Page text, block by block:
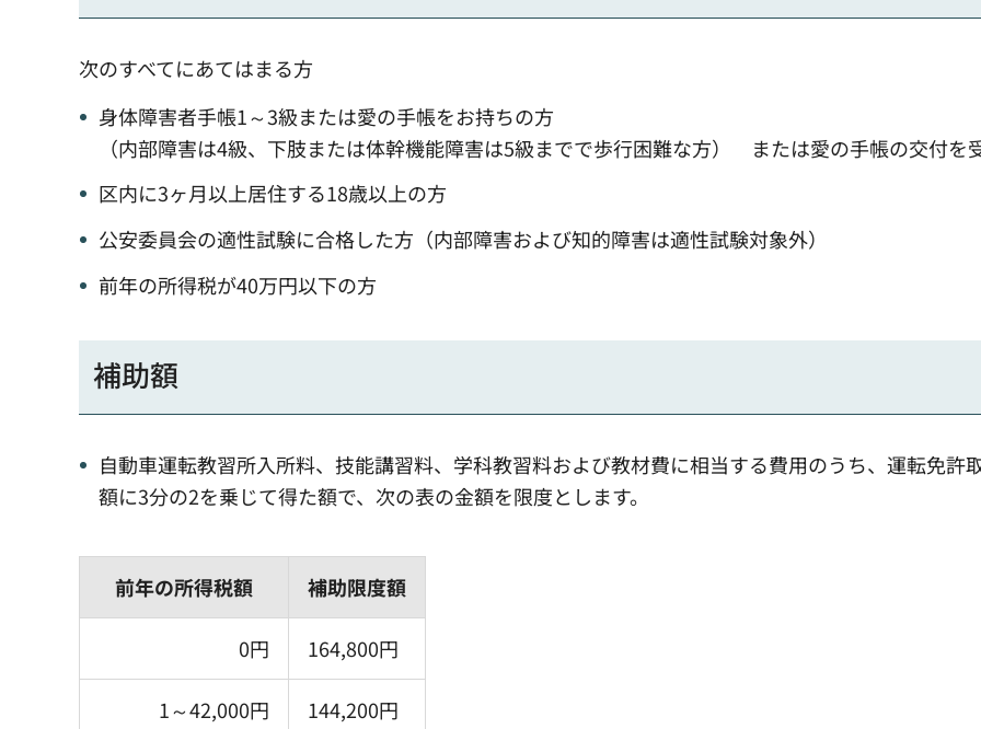
次のすべてにあてはまる方
身体障害者手帳1～3級または愛の手帳をお持ちの方
（内部障害は4級、下肢または体幹機能障害は5級までで歩行困難な方） または愛の手帳の交付を
区内に3ヶ月以上居住する18歳以上の方
公安委員会の適性試験に合格した方（内部障害および知的障害は適性試験対象外）
前年の所得税が40万円以下の方
補助額
自動車運転教習所入所料、技能講習料、学科教習料および教材費に相当する費用のうち、運転免許
額に3分の2を乗じて得た額で、次の表の金額を限度とします。
前年の所得税額 補助限度額
0円 164,800円
1～42,000円 144,200円